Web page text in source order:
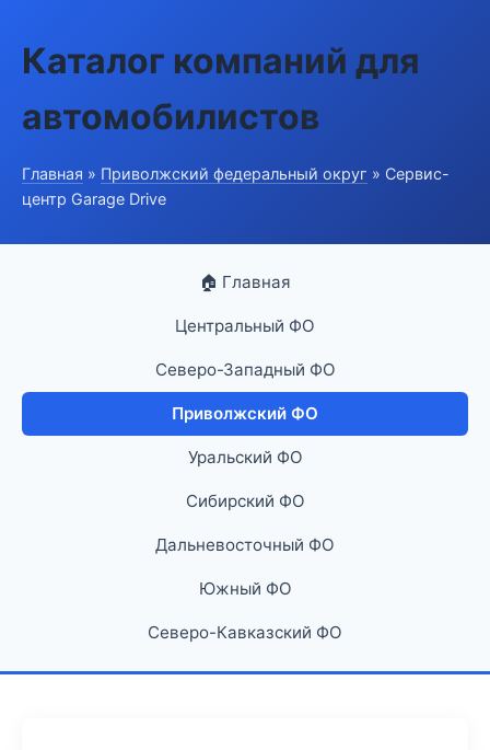
Каталог компаний для
автомобилистов
Главная » Приволжский федеральный округ » Сервис-
центр Garage Drive
🏠 Главная
Центральный ФО
Северо-Западный ФО
Приволжский ФО
Уральский ФО
Сибирский ФО
Дальневосточный ФО
Южный ФО
Северо-Кавказский ФО